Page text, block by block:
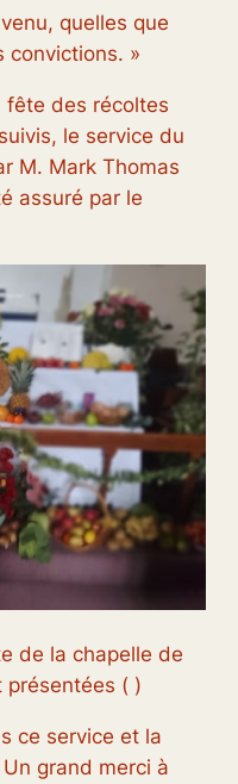
quelles que
convictions. »
fête des récoltes
le service du
M. Mark Thomas
assuré par le
de la chapelle de
présentées ( )
ce service et la
grand merci à